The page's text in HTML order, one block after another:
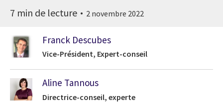
7 min de lecture 2 novembre 2022
Franck Descubes
Vice-Président, Expert-conseil
Aline Tannous
Directrice-conseil, experte